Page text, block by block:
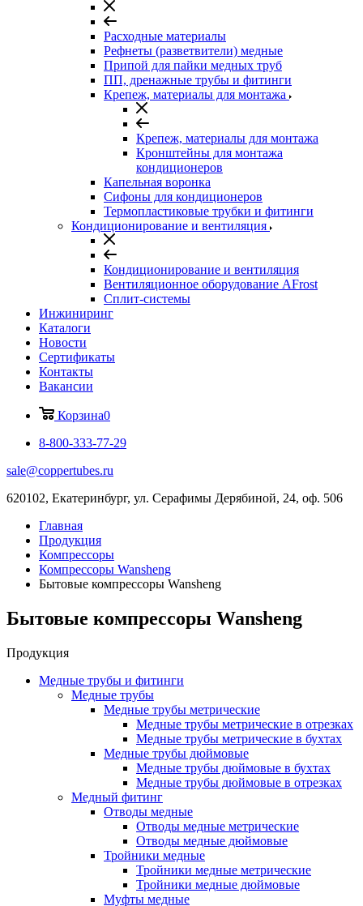
Расходные материалы
Рефнеты (разветвители) медные
Припой для пайки медных труб
ПП, дренажные трубы и фитинги
Крепеж, материалы для монтажа
Крепеж, материалы для монтажа
Кронштейны для монтажа
кондиционеров
Капельная воронка
Сифоны для кондиционеров
Термопластиковые трубки и фитинги
Кондиционирование и вентиляция
Кондиционирование и вентиляция
Вентиляционное оборудование AFrost
Сплит-системы
Инжиниринг
Каталоги
Новости
Сертификаты
Контакты
Вакансии
Корзина0
8-800-333-77-29
sale@coppertubes.ru
620102, Екатеринбург, ул. Серафимы Дерябиной, 24, оф. 506
Главная
Продукция
Компрессоры
Компрессоры Wansheng
Бытовые компрессоры Wansheng
Бытовые компрессоры Wansheng
Продукция
Медные трубы и фитинги
Медные трубы
Медные трубы метрические
Медные трубы метрические в отрезках
Медные трубы метрические в бухтах
Медные трубы дюймовые
Медные трубы дюймовые в бухтах
Медные трубы дюймовые в отрезках
Медный фитинг
Отводы медные
Отводы медные метрические
Отводы медные дюймовые
Тройники медные
Тройники медные метрические
Тройники медные дюймовые
Муфты медные